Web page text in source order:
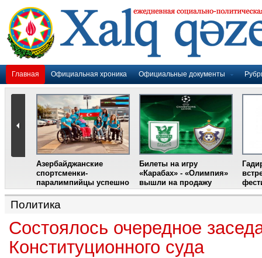
Главная Официальная хроника Официальные документы
Азербайджанские
спортсменки-
паралимпийцы успешно
выступили на III
Международном
фестивале парашютного
Билеты на игру
«Карабах» - «Олимпия»
вышли на продажу
Политика
Состоялось очередное
Конституционного суда